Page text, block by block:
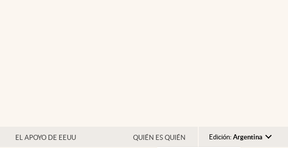
EL APOYO DE EEUU QUIÉN ES QUIÉN Edición: Argentina